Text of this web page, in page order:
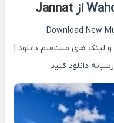
Jannat
Download New
لینک های مستقیم دانلود |
دانلود کنید